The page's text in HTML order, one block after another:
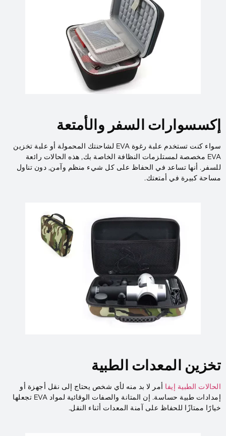
إكسسوارات السفر والأمتعة
سواء كنت تستخدم علبة رغوة EVA لشاحنتك المحمولة أو علبة تخزين
EVA مخصصة لمستلزمات النظافة الخاصة بك, هذه الحالات رائعة
للسفر. أنها تساعد في الحفاظ على كل شيء منظم وآمن, دون تناول
مساحة كبيرة في أمتعتك.
تخزين المعدات الطبية
الحالات الطبية إيفا أمر لا بد منه لأي شخص يحتاج إلى نقل أجهزة أو
إمدادات طبية حساسة. إن المتانة والصفات الوقائية لمواد EVA تجعلها
خيارًا ممتازًا للحفاظ على آمنة المعدات أثناء النقل.